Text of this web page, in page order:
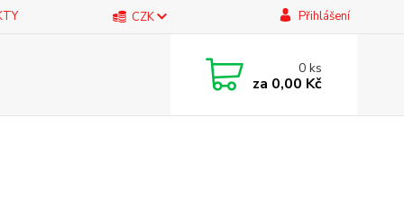
CZK Přihlášení
0ks
za 0,00 Kč